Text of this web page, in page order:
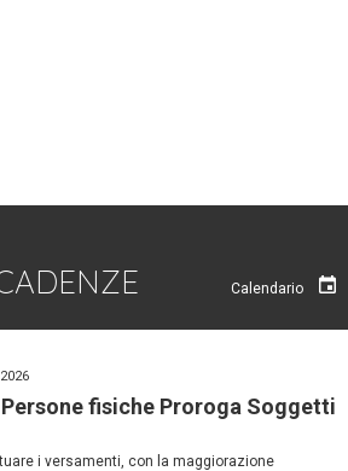
Calendario
fisiche Proroga Soggetti
i versamenti, con la maggiorazione